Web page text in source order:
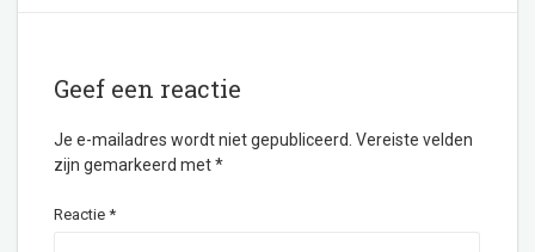
Geef een reactie
Je e-mailadres wordt niet gepubliceerd. Vereiste velden
zijn gemarkeerd met*
Reactie *